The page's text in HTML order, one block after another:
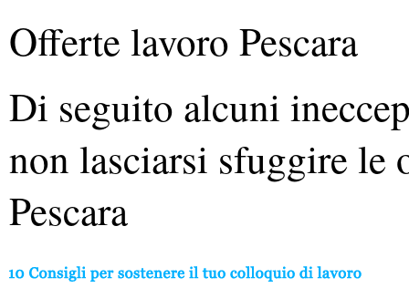
Offerte lavoro Pescara
Di seguito alcuni
non lasciarsi sfuggire
Pescara